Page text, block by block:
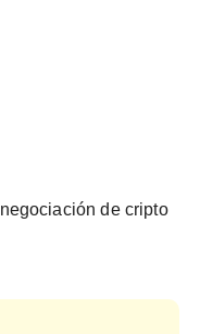
de cripto